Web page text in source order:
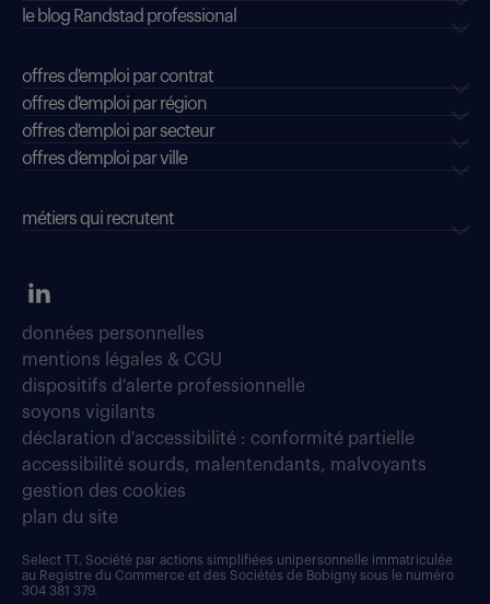
le blog Randstad professional
offres d'emploi par contrat
offres d'emploi par région
offres d'emploi par secteur
offres d’emploi par ville
métiers qui recrutent
données personnelles
mentions légales & CGU
dispositifs d'alerte professionnelle
soyons vigilants
déclaration d'accessibilité : conformité partielle
accessibilité sourds, malentendants, malvoyants
gestion des cookies
plan du site
Select TT, Société par actions simplifiées unipersonnelle immatriculée
au Registre du Commerce et des Sociétés de Bobigny sous le numéro
304 381 379.